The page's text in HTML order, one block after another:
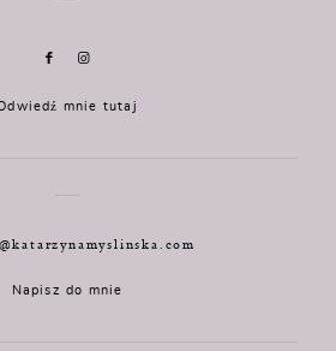
mnie tutaj
Napisz do mnie